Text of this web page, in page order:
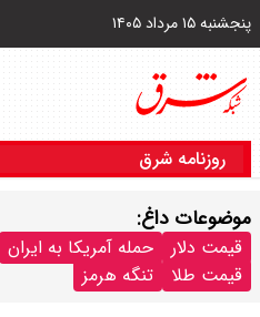
پنجشنبه ۱۵ مرداد ۱۴۰۵
روزنامه شرق
موضوعات داغ:
قیمت دلار حمله آمریکا به ایران
قیمت طلا
تنگه هرمز